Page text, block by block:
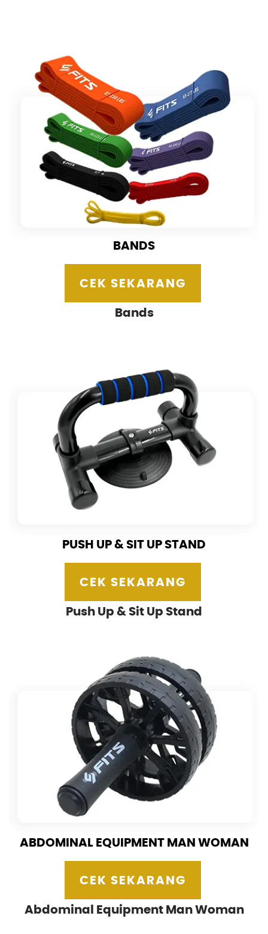
BANDS
CEK SEKARANG
Bands
PUSH UP & SIT UP STAND
CEK SEKARANG
Push Up & Sit Up Stand
ABDOMINAL EQUIPMENT MAN WOMAN
CEK SEKARANG
Abdominal Equipment Man Woman